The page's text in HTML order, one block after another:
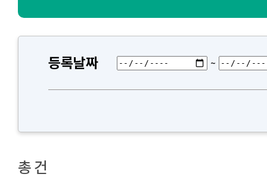
등록날짜 ~
총건